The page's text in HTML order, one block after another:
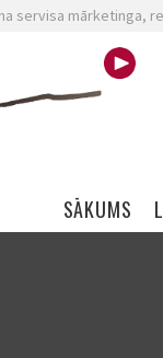
servisa mārketinga,
Skip navigation
SĀKUMS